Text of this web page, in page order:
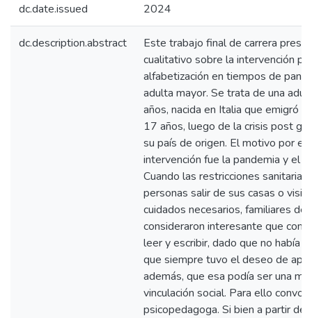
dc.date.issued 2024
dc.description.abstract
Este trabajo final de carrera
cualitativo sobre la intervención
alfabetización en tiempos de
adulta mayor. Se trata de una
años, nacida en Italia que emigró
17 años, luego de la crisis post
su país de origen. El motivo por el
intervención fue la pandemia y el
Cuando las restricciones
personas salir de sus casas o
cuidados necesarios, familiares de
consideraron interesante que
leer y escribir, dado que no había
que siempre tuvo el deseo de
además, que esa podía ser una
vinculación social. Para ello
psicopedagoga. Si bien a partir de